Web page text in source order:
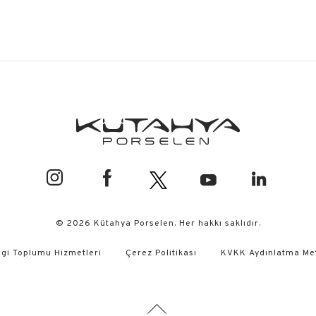
© 2026 Kütahya Porselen. Her hakkı saklıdır.
Toplumu Hizmetleri Çerez Politikası KVKK Aydınlatma